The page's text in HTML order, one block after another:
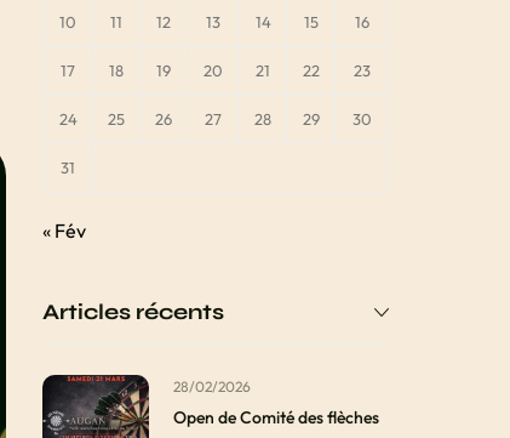
10 11 12 13 14 15 16
17 18 19 20 21 22 23
24 25 26 27 28 29 30
31
« Fév
Articles récents
28/02/2026
Open de Comité des flèches